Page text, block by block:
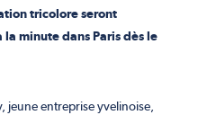
tricolore seront
minute dans Paris dès le
jeune entreprise yvelinoise,